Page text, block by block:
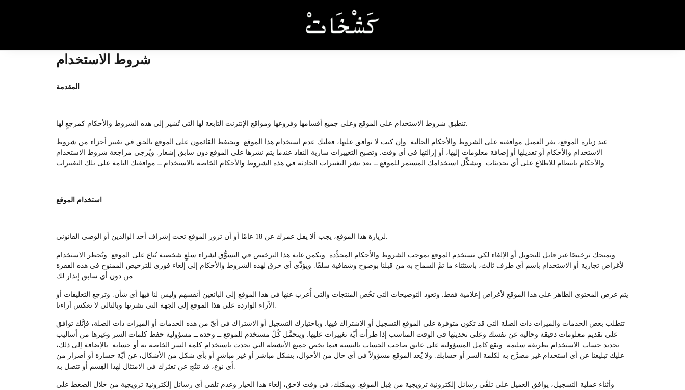
شروط الاستخدام
المقدمة
تنطبق شروط الاستخدام على الموقع وعلى جميع أقسامها وفروعها ومواقع الإنترنت التابعة لها التي تُشير إلى هذه الشروط والأحكام كمرجعٍ لها.
عند زيارة الموقع، يقر العميل موافقته على الشروط والأحكام الحالية. وإن كنت لا توافق عليها، فعليك عدم استخدام هذا الموقع. ويحتفظ القائمون على الموقع بالحق في تغيير أجزاء من شروط
الاستخدام والأحكام أو تعديلها أو إضافة معلومات إليها، أو إزالتها في أي وقت. وتصبح التغييرات سارية النفاذ عندما يتم نشرها على الموقع دون سابق إشعار. ويُرجى مراجعة شروط الاستخدام
والأحكام بانتظام للاطلاع على أي تحديثات. ويشكِّل استخدامك المستمر للموقع ــ بعد نشر التغييرات الحادثة في هذه الشروط والأحكام الخاصة بالاستخدام ــ موافقتك التامة على تلك التغييرات.
استخدام الموقع
لزيارة هذا الموقع، يجب ألا يقل عمرك عن 18 عامًا أو أن تزور الموقع تحت إشراف أحد الوالدين أو الوصي القانوني.
ونمنحك ترخيصًا غير قابل للتحويل أو الإلغاء لكي تستخدم الموقع بموجب الشروط والأحكام المحدَّدة. وتكمن غاية هذا الترخيص في التسوُّق لشراء سلعٍ شخصية تُباع على الموقع. ويُحظر الاستخدام
لأغراض تجارية أو الاستخدام باسم أي طرف ثالث، باستثناء ما تمَّ السماح به من قبلنا بوضوح وشفافية سلفًا. ويؤدِّي أي خرق لهذه الشروط والأحكام إلى إلغاء فوري للترخيص الممنوح في هذه الفقرة
من دون أي سابق إنذار لك.
يتم عرض المحتوى الظاهر على هذا الموقع لأغراض إعلامية فقط. وتعود التوضيحات التي تخُص المنتجات والتي أُعرب عنها في هذا الموقع إلى البائعين أنفسهم وليس لنا فيها أي شأن. وترجع التعليقات أو
الآراء الواردة على هذا الموقع إلى الجهة التي نشرتها وبالتالي لا تعكس آراءنا.
تتطلب بعض الخدمات والميزات ذات الصلة التي قد تكون متوفرة على الموقع التسجيل أو الاشتراك فيها. وباختيارك التسجيل أو الاشتراك في أيّ من هذه الخدمات أو الميزات ذات الصلة، فإنَّك توافق
على تقديم معلومات دقيقة وحالية عن نفسك وعلى تحديثها في الوقت المناسب إذا طرأت أيّة تغييرات عليها. ويتحمَّل كُلّ مستخدم للموقع ــ وحده ــ مسؤولية حفظ كلمات السر وغيرها من أساليب
تحديد حساب الاستخدام بطريقة سليمة. وتقع كامل المسؤولية على عاتق صاحب الحساب بالنسبة فيما يخص جميع الأنشطة التي تحدث باستخدام كلمة السر الخاصة به أو حسابه. بالإضافة إلى ذلك،
عليك تبليغنا عن أي استخدام غير مصرَّح به لكلمة السر أو حسابك. ولا يُعد الموقع مسؤولاً في أي حال من الأحوال، بشكل مباشر أو غير مباشرٍ أو بأي شكل من الأشكال، عن أيّة خسارة أو أضرار من
أي نوع، قد تنتُج عن تعثرك في الامتثال لهذا القِسم أو تتصل به.
وأثناء عملية التسجيل، يوافق العميل على تلقِّي رسائل إلكترونية ترويجية من قِبل الموقع. ويمكنك، في وقت لاحق، إلغاء هذا الخيار وعدم تلقي أي رسائل إلكترونية ترويجية من خلال الضغط على